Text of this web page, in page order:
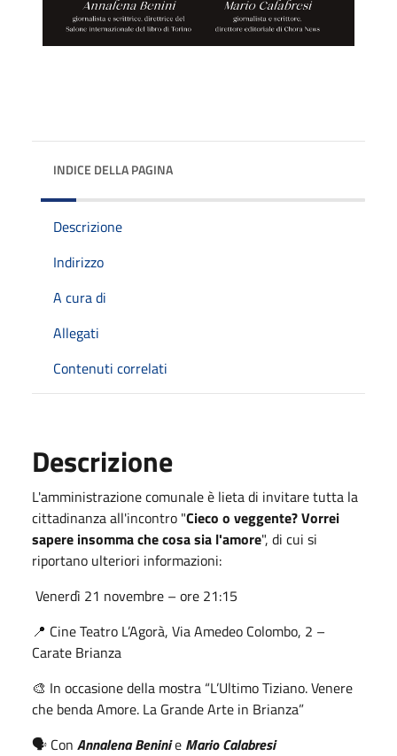
INDICE DELLA PAGINA
Descrizione
Indirizzo
A cura di
Allegati
Contenuti correlati
Descrizione
L'amministrazione comunale è lieta di invitare tutta la
cittadinanza all'incontro "Cieco o veggente? Vorrei
sapere insomma che cosa sia l'amore", di cui si
riportano ulteriori informazioni:
Venerdì 21 novembre – ore 21:15
📍 Cine Teatro L’Agorà, Via Amedeo Colombo, 2 –
Carate Brianza
🎨 In occasione della mostra “L’Ultimo Tiziano. Venere
che benda Amore. La Grande Arte in Brianza”
🗣 Con Annalena Beninie Mario Calabresi